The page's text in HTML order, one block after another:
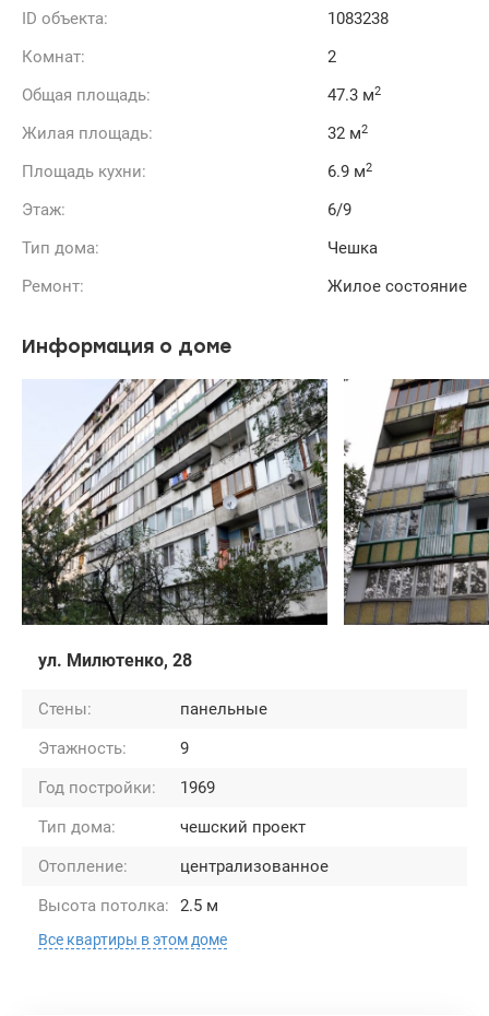
ID объекта:
1083238
Комнат:
2
Общая площадь:
47.3 м2
Жилая площадь: 32 м2
Площадь кухни: 6.9 м2
Этаж:
6/9
Тип дома:
Чешка
Ремонт:
Жилое состояние
Информация о доме
ул. Милютенко, 28
Стены:
панельные
Этажность:
9
Год постройки:
1969
Тип дома:
чешский проект
Отопление:
централизованное
Высота потолка:
2.5 м
Все квартиры в этом доме